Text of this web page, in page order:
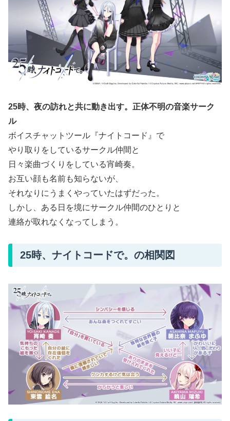
25時、夜の訪れと共に動き出す。正体不明の音楽サーク
ル
ボイスチャットツール『ナイトコード』で
やり取りをしているサークル仲間と
日々楽曲づくりをしている宵崎奏。
お互い顔も名前も知らないが、
それなりにうまくやっていたはずだった。
しかし、ある日を境にサークル仲間のひとりと
連絡が取れなくなってしまう。
25時、ナイトコードで。の相関図